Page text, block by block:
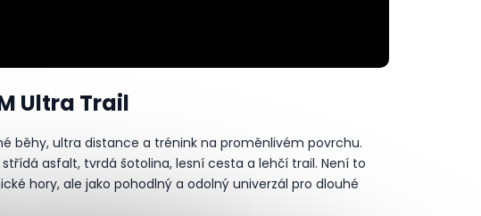
Ultra Trail
běhy, ultra distance a trénink na proměnlivém povrchu.
asfalt, tvrdá šotolina, lesní cesta a lehčí trail. Není to
hory, ale jako pohodlný a odolný univerzál pro dlouhé